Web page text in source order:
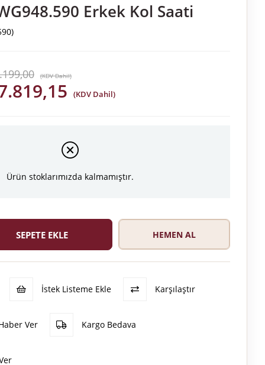
Erkek Kol Saati
(KDV Dahil)
(KDV Dahil)
Ürün stoklarımızda kalmamıştır.
İstek Listeme Ekle Karşılaştır
Ver Kargo Bedava